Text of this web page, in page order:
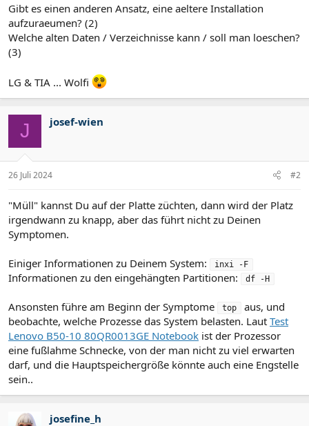
Gibt es einen anderen Ansatz, eine aeltere Installation
aufzuraeumen? (2)
Welche alten Daten / Verzeichnisse kann / soll man loeschen?
(3)
LG & TIA ... Wolfi
J josef-wien
26 Juli 2024 #2
"Müll" kannst Du auf der Platte züchten, dann wird der Platz
irgendwann zu knapp, aber das führt nicht zu Deinen
Symptomen.
Einiger Informationen zu Deinem System: inxi -F
Informationen zu den eingehängten Partitionen: df -H
Ansonsten führe am Beginn der Symptome top
aus, und
beobachte, welche Prozesse das System belasten. Laut Test
Lenovo B50-10 80QR0013GE Notebook ist der Prozessor
eine fußlahme Schnecke, von der man nicht zu viel erwarten
darf, und die Hauptspeichergröße könnte auch eine Engstelle
sein..
josefine_h